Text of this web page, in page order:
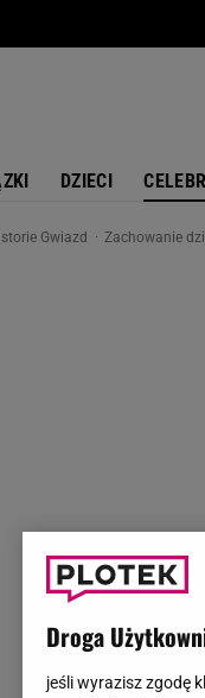
DZIECI
Gwiazd Zachowanie
Droga
jeśli wyrazisz zgodę